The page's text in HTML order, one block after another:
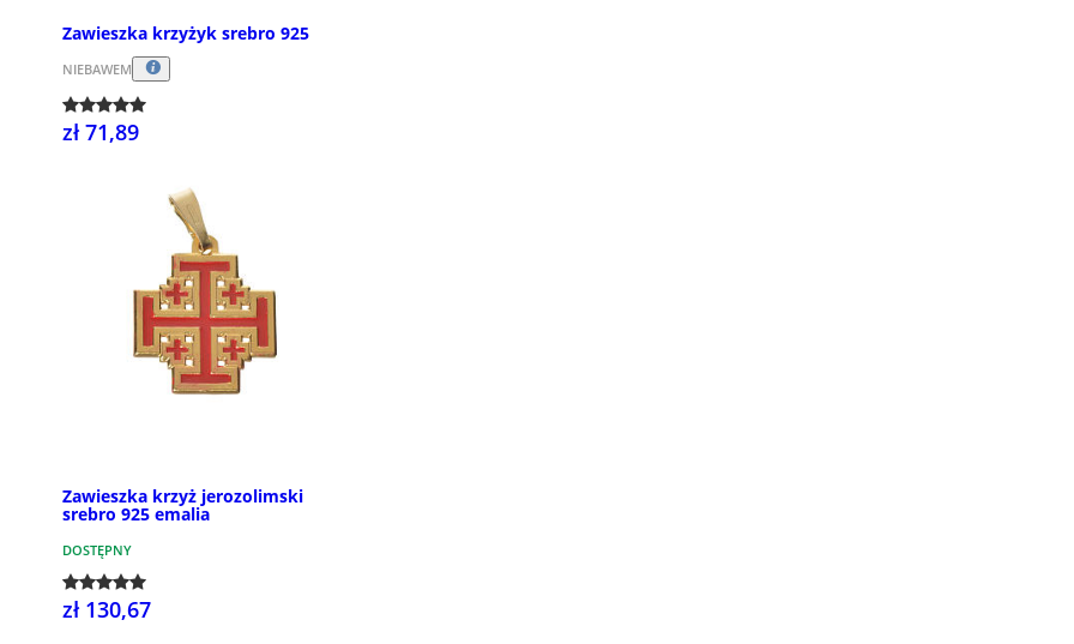
Zawieszka krzyżyk srebro 925
NIEBAWEM
zł 71,89
Zawieszka krzyż jerozolimski
srebro 925 emalia
DOSTĘPNY
zł 130,67